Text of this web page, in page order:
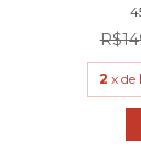
2 x de